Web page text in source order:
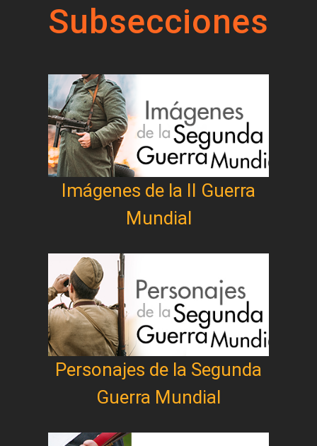
Subsecciones
Imágenes de la II Guerra
Mundial
Personajes de la Segunda
Guerra Mundial